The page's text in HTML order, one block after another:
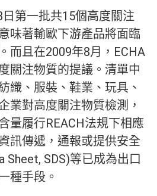
第一批共15個高度關注
味著輸歐下游產品將面臨
而且在2009年8月，ECHA
關注物質的提議。清單中
織、服裝、鞋業、玩具、
業對高度關注物質檢測，
量履行REACH法規下相應
訊傳遞，通報或提供安全
Sheet, SDS)等已成為出口
種手段。